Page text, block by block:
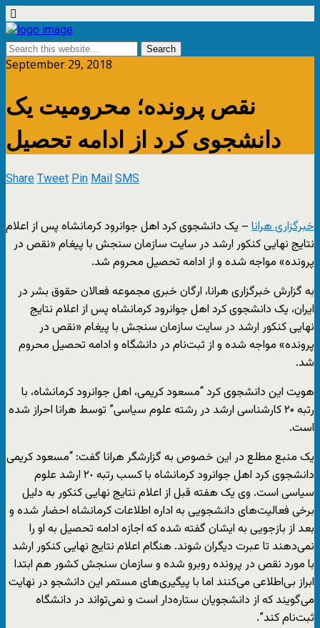
September 29, 2018
نقص پرونده؛ محرومیت یک
دانشجوی کرد از ادامه تحصیل
ShareTweetPinMailSMS
خبرگزاری هرانا – یک دانشجوی کرد اهل جوانرود کرمانشاه پس از اعلام
نتایج نهایی کنکور ارشد در سایت سازمان سنجش با پیغام «نقص در
پرونده» مواجه شده و از ادامه تحصیل محروم شد.
به گزارش خبرگزاری هرانا، ارگان خبری مجموعه فعالان حقوق بشر در
ایران، یک دانشجوی کرد اهل جوانرود کرمانشاه پس از اعلام نتایج
نهایی کنکور ارشد در سایت سازمان سنجش با پیغام «نقص در
پرونده» مواجه شده و از ثبت‌نام در دانشگاه و ادامه تحصیل محروم
شد.
هویت این دانشجوی کرد “مسعود کریمی، اهل جوانرود کرمانشاه، با
رتبه ۲۰ کارشناسی ارشد در رشته علوم سیاسی” توسط هرانا احراز شده
است.
یک منبع مطلع در این خصوص به گزارشگر هرانا گفت: “مسعود کریمی
دانشجوی کرد اهل جوانرود کرمانشاه‌ با کسب رتبه‌ ٢٠ ارشد علوم
سیاسی است. وی یک هفته قبل از اعلام نتایج نهایی کنکور به دلیل
برخی فعالیت‌های دانشجویی به‌ اداره‌ اطلاعات کرمانشاه‌ احضار شده و
بعد از بازجویی به‌ ایشان گفته شده که ‌اجازه‌ ادامه‌ تحصیل به‌ او را
نمی‌دهند تا عبرت دیگران شوند. هنگام اعلام نتایج نهایی کنکور ارشد
با مورد نقص در پرونده‌ روبرو شده و سازمان سنجش کشور هم ابتدا
ابراز بی‌اطلاعی می‌کنند اما با پیگیری‌های مستمر این دانشجو در نهایت
می‌گویند که‌ از دانشجویان ستاره‌دار است و نمی‌تواند در دانشگاه
ثبت‌نام کند”.